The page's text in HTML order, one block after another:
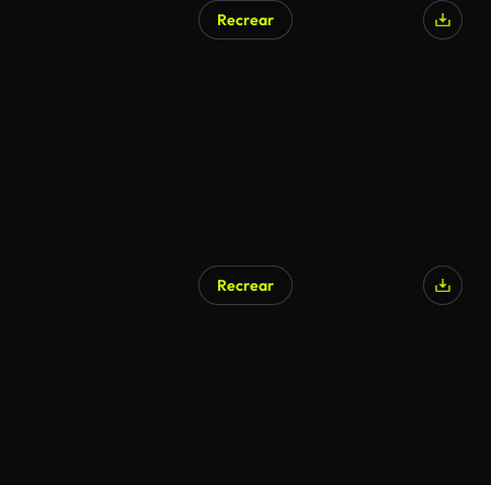
Recrear
Recrear